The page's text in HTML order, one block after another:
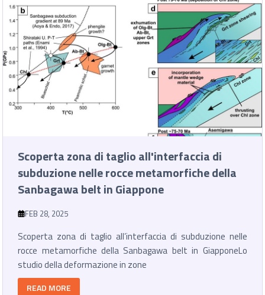
Scoperta zona di taglio all'interfaccia di
subduzione nelle rocce metamorfiche della
Sanbagawa belt in Giappone
FEB 28, 2025
Scoperta zona di taglio all’interfaccia di subduzione nelle
rocce metamorfiche della Sanbagawa belt in GiapponeLo
studio della deformazione in zone
READ MORE